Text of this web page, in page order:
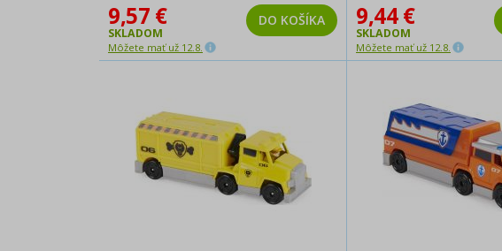
9,57 €
SKLADOM
Môžete mať už 12.8.
DO KOŠÍKA 9,44 €
SKLADOM
Môžete mať už 12.8.